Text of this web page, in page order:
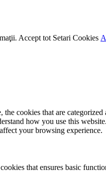
Accept tot Setari Cookies
cookies that are categorized
how you use this
your browsing experience.
that ensures basic